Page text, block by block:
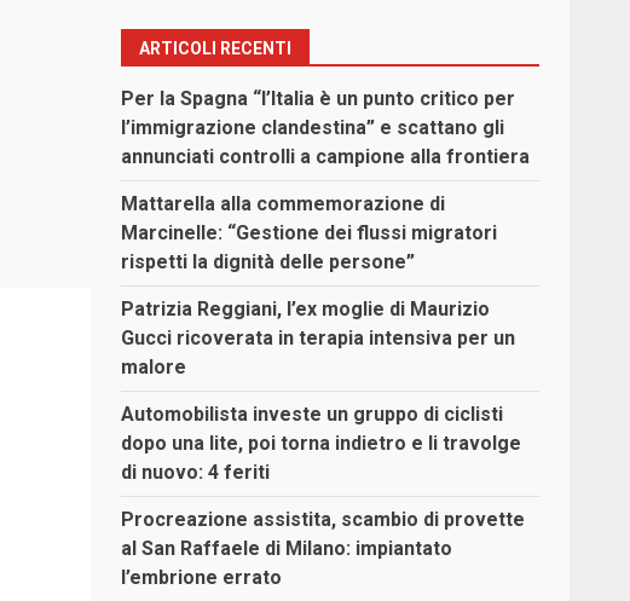
ARTICOLI RECENTI
Per la Spagna “l’Italia è un punto critico per
l’immigrazione clandestina” e scattano gli
annunciati controlli a campione alla frontiera
Mattarella alla commemorazione di
Marcinelle: “Gestione dei flussi migratori
rispetti la dignità delle persone”
Patrizia Reggiani, l’ex moglie di Maurizio
Gucci ricoverata in terapia intensiva per un
malore
Automobilista investe un gruppo di ciclisti
dopo una lite, poi torna indietro e li travolge
di nuovo: 4 feriti
Procreazione assistita, scambio di provette
al San Raffaele di Milano: impiantato
l’embrione errato